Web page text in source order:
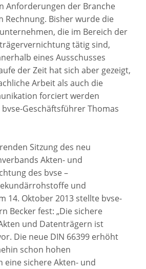
Anforderungen der Branche
Rechnung. Bisher wurde die
die im Bereich der
tätig sind,
eines Ausschusses
der Zeit hat sich aber gezeigt,
Arbeit als auch die
forciert werden
Geschäftsführer Thomas
Sitzung des neu
Akten- und
des bvse –
und
14. Oktober 2013 stellte bvse-
Becker fest: „Die sichere
und Datenträgern ist
Die neue DIN 66399 erhöht
schon hohen
eine sichere Akten- und